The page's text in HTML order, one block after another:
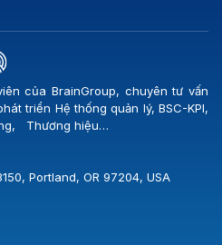
của BrainGroup, chuyên tư vấn
triển Hệ thống quản lý, BSC-KPI,
Thương hiệu…
Portland, OR 97204, USA